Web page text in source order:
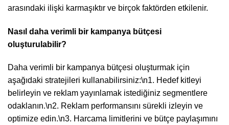
arasındaki ilişki karmaşıktır ve birçok faktörden etkilenir.
Nasıl daha verimli bir kampanya bütçesi
oluşturulabilir?
Daha verimli bir kampanya bütçesi oluşturmak için
aşağıdaki stratejileri kullanabilirsiniz:\n1. Hedef kitleyi
belirleyin ve reklam yayınlamak istediğiniz segmentlere
odaklanın.\n2. Reklam performansını sürekli izleyin ve
optimize edin.\n3. Harcama limitlerini ve bütçe paylaşımını